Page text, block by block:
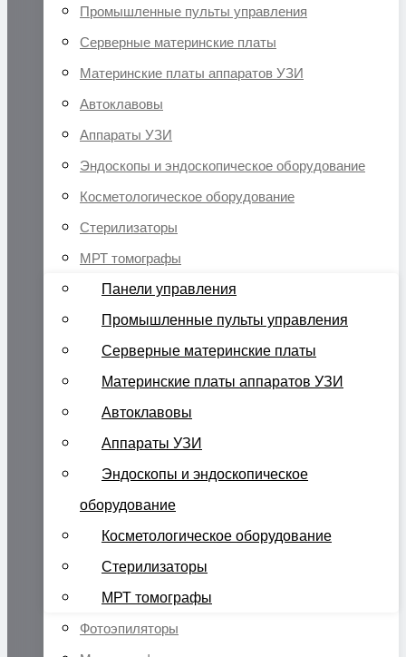
Промышленные пульты управления
Серверные материнские платы
Материнские платы аппаратов УЗИ
Автоклавовы
Аппараты УЗИ
Эндоскопы и эндоскопическое оборудование
Косметологическое оборудование
Стерилизаторы
МРТ томографы
Панели управления
Промышленные пульты управления
Серверные материнские платы
Материнские платы аппаратов УЗИ
Автоклавовы
Аппараты УЗИ
Эндоскопы и эндоскопическое
оборудование
Косметологическое оборудование
Стерилизаторы
МРТ томографы
Фотоэпиляторы